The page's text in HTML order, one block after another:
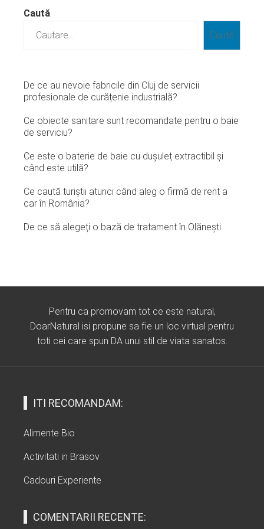
Caută
Caută
De ce au nevoie fabricile din Cluj de servicii
profesionale de curățenie industrială?
Ce obiecte sanitare sunt recomandate pentru o baie
de serviciu?
Ce este o baterie de baie cu dușuleț extractibil și
când este utilă?
Ce caută turiștii atunci când aleg o firmă de rent a
car în România?
De ce să alegeți o bază de tratament în Olănești
Pentru ca promovam tot ce este natural,
DoarNatural isi propune sa fie un loc virtual pentru
toti cei care spun DA unui stil de viata sanatos.
ITI RECOMANDAM:
Alimente Bio
Activitati in Brasov
Cadouri Experiente
COMENTARII RECENTE: